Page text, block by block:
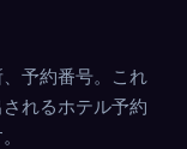
予約番号。これ
れるホテル予約